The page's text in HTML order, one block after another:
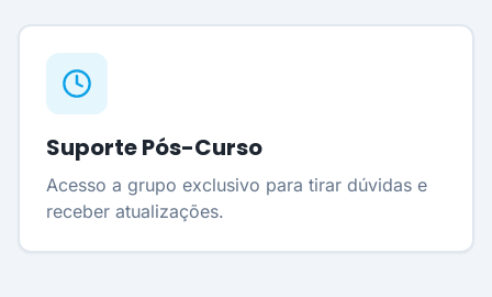
Suporte Pós-Curso
Acesso a grupo exclusivo para tirar dúvidas e
receber atualizações.